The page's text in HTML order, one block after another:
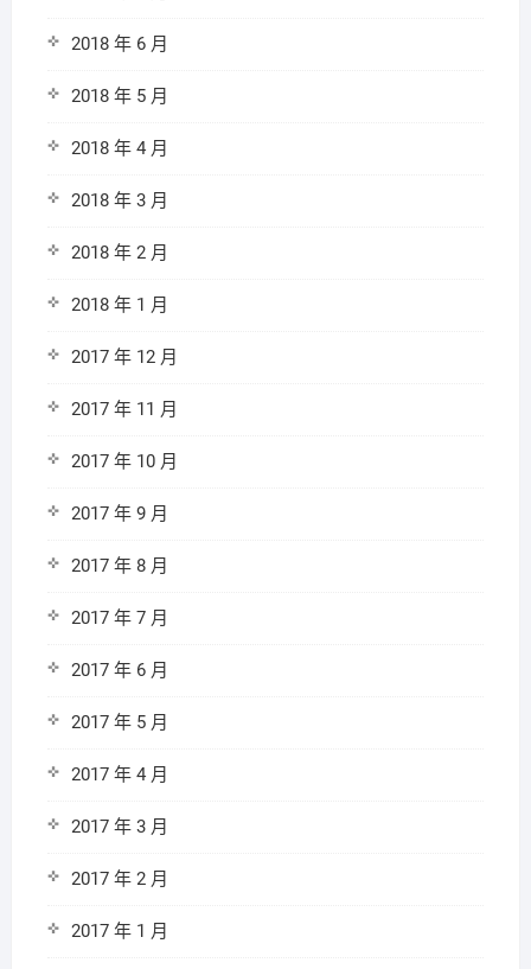
2018 年 6 月
2018 年 5 月
2018 年 4 月
2018 年 3 月
2018 年 2 月
2018 年 1 月
2017 年 12 月
2017 年 11 月
2017 年 10 月
2017 年 9 月
2017 年 8 月
2017 年 7 月
2017 年 6 月
2017 年 5 月
2017 年 4 月
2017 年 3 月
2017 年 2 月
2017 年 1 月